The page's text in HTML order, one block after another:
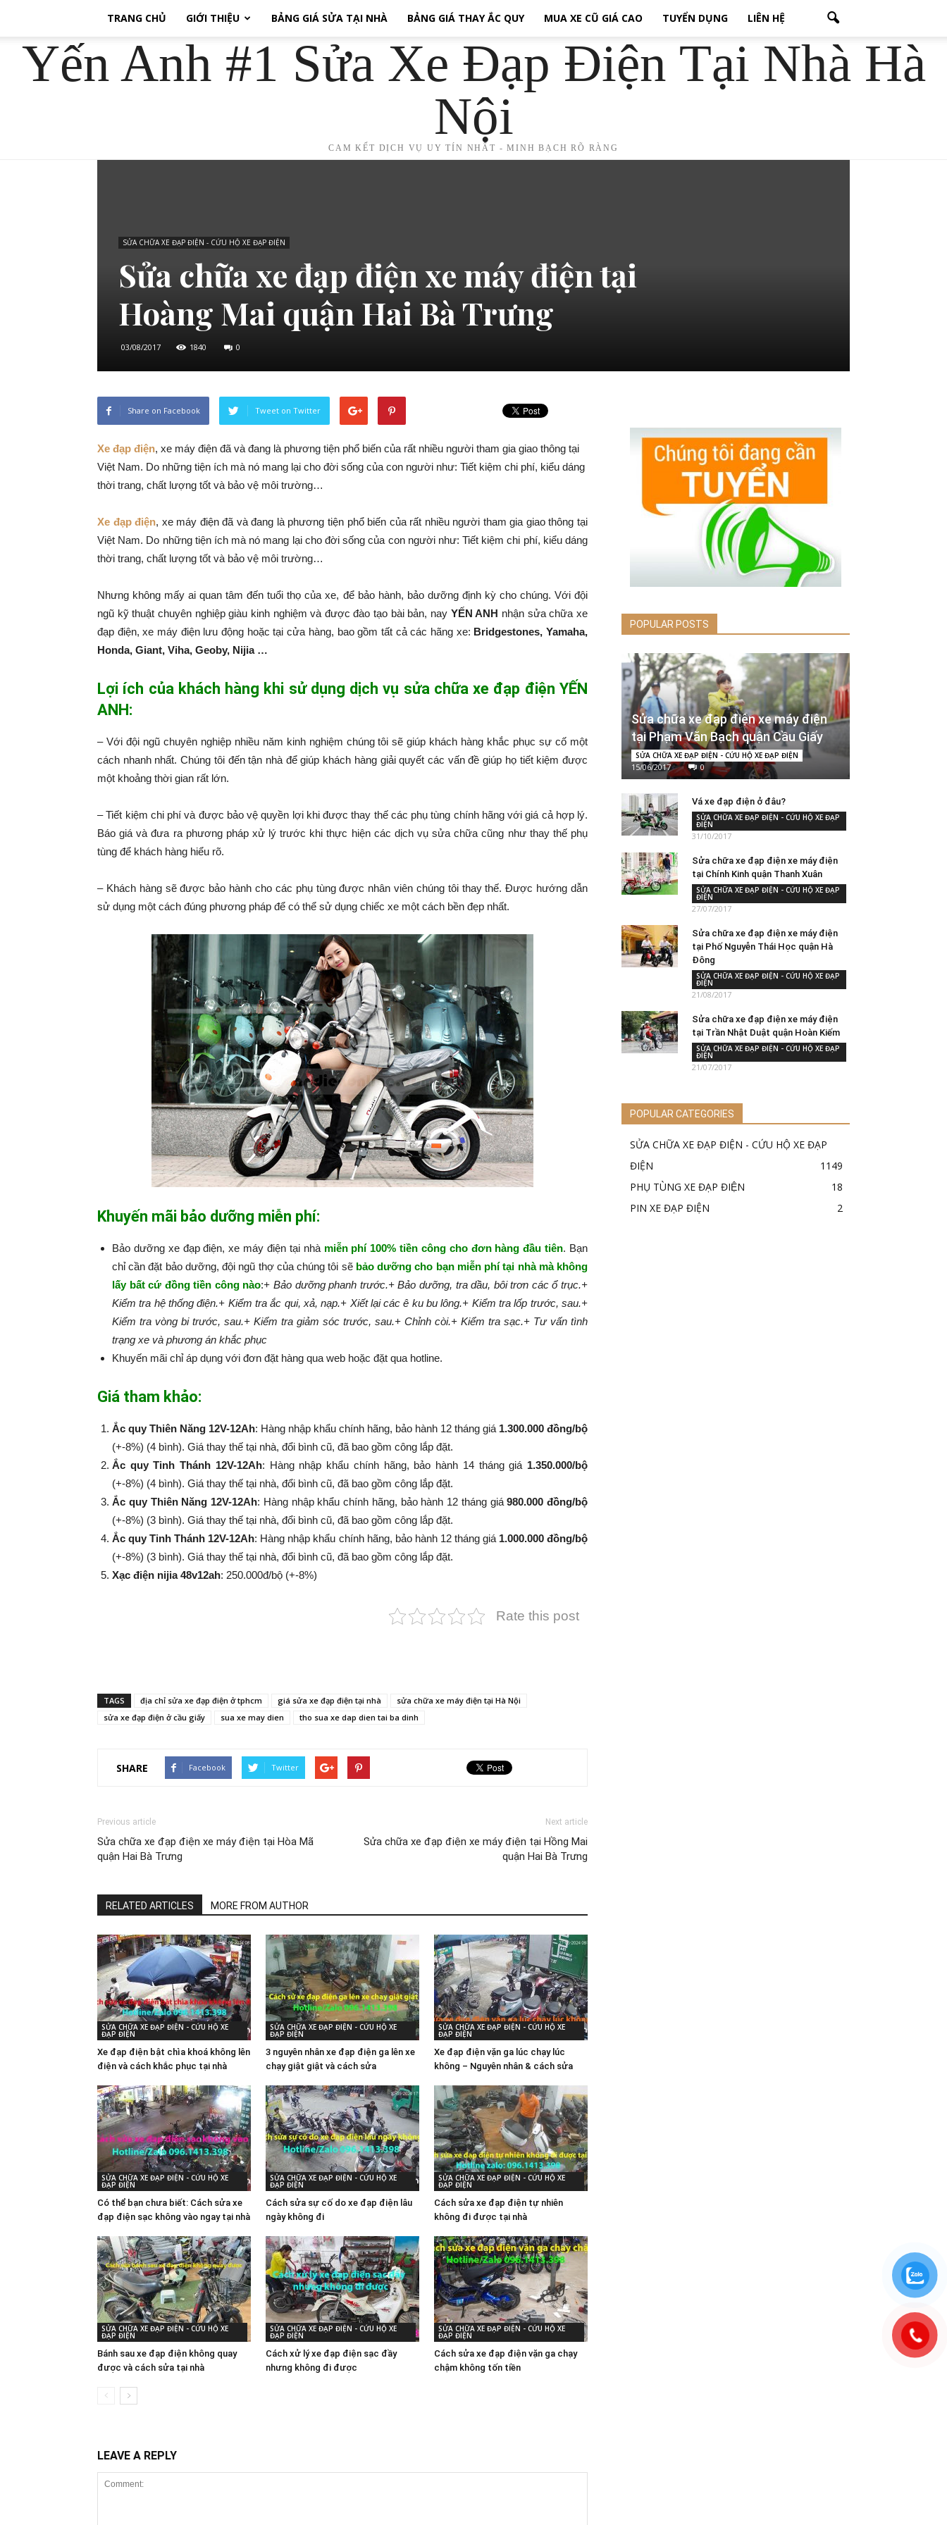
TRANG CHỦ GIỚI THIỆU BẢNG GIÁ SỬA TẠI NHÀ BẢNG GIÁ THAY ẮC QUY MUA XE CŨ GIÁ CAO TUYỂN DỤNG LIÊN HỆ
Yến Anh #1 Sửa Xe Đạp Điện Tại Nhà Hà
Nội
CAM KẾT DỊCH VỤ UY TÍN NHẤT - MINH BẠCH RÕ RÀNG
SỬA CHỮA XE ĐẠP ĐIỆN - CỨU HỘ XE ĐẠP ĐIỆN
Sửa chữa xe đạp điện xe máy điện tại
Hoàng Mai quận Hai Bà Trưng
03/08/2017 1840 0
Share on Facebook Tweet on Twitter
Xe đạp điện, xe máy điện đã và đang là phương tiện phổ biến của rất nhiều người tham gia giao thông tại
Việt Nam. Do những tiện ích mà nó mang lại cho đời sống của con người như: Tiết kiệm chi phí, kiểu dáng
thời trang, chất lượng tốt và bảo vệ môi trường…
Xe đạp điện, xe máy điện đã và đang là phương tiện phổ biến của rất nhiều người tham gia giao thông tại
Việt Nam. Do những tiện ích mà nó mang lại cho đời sống của con người như: Tiết kiệm chi phí, kiểu dáng
thời trang, chất lượng tốt và bảo vệ môi trường…
Nhưng không mấy ai quan tâm đến tuổi thọ của xe, để bảo hành, bảo dưỡng định kỳ cho chúng. Với đội
ngũ kỹ thuật chuyên nghiệp giàu kinh nghiệm và được đào tạo bài bản, nay YẾN ANH nhận sửa chữa xe
đạp điện, xe máy điện lưu động hoặc tại cửa hàng, bao gồm tất cả các hãng xe: Bridgestones, Yamaha,
Honda, Giant, Viha, Geoby, Nijia …
Lợi ích của khách hàng khi sử dụng dịch vụ sửa chữa xe đạp điện YẾN
ANH:
– Với đội ngũ chuyên nghiệp nhiều năm kinh nghiệm chúng tôi sẽ giúp khách hàng khắc phục sự cố một
cách nhanh nhất. Chúng tôi đến tận nhà để giúp khách hàng giải quyết các vấn đề giúp họ tiết kiệm được
một khoảng thời gian rất lớn.
– Tiết kiệm chi phí và được bảo vệ quyền lợi khi được thay thế các phụ tùng chính hãng với giá cả hợp lý.
Báo giá và đưa ra phương pháp xử lý trước khi thực hiện các dịch vụ sửa chữa cũng như thay thế phụ
tùng để khách hàng hiểu rõ.
– Khách hàng sẽ được bảo hành cho các phụ tùng được nhân viên chúng tôi thay thế. Được hướng dẫn
sử dụng một cách đúng phương pháp để có thể sử dụng chiếc xe một cách bền đẹp nhất.
Khuyến mãi bảo dưỡng miễn phí:
Bảo dưỡng xe đạp điện, xe máy điện tại nhà miễn phí 100% tiền công cho đơn hàng đầu tiên. Bạn
chỉ cần đặt bảo dưỡng, đội ngũ thợ của chúng tôi sẽ bảo dưỡng cho bạn miễn phí tại nhà mà không
lấy bất cứ đồng tiền công nào:​​​​​+ Bảo dưỡng phanh trước.+ Bảo dưỡng, tra dầu, bôi trơn các ổ trục.+
Kiểm tra hệ thống điện.+ Kiểm tra ắc qui, xả, nạp.+ Xiết lại các ê ku bu lông.+ Kiểm tra lốp trước, sau.+
Kiểm tra vòng bi trước, sau.+ Kiểm tra giảm sóc trước, sau.+ Chỉnh còi.+ Kiểm tra sạc.+ Tư vấn tình
trạng xe và phương án khắc phục
Khuyến mãi chỉ áp dụng với đơn đặt hàng qua web hoặc đặt qua hotline.
Giá tham khảo:
Ắc quy Thiên Năng 12V-12Ah: Hàng nhập khẩu chính hãng, bảo hành 12 tháng giá 1.300.000 đồng/bộ
(+-8%) (4 bình). Giá thay thế tại nhà, đổi bình cũ, đã bao gồm công lắp đặt.
Ắc quy Tinh Thánh 12V-12Ah: Hàng nhập khẩu chính hãng, bảo hành 14 tháng giá 1.350.000/bộ
(+-8%​​​​​​​) (4 bình). Giá thay thế tại nhà, đổi bình cũ, đã bao gồm công lắp đặt.
Ắc quy Thiên Năng 12V-12Ah: Hàng nhập khẩu chính hãng, bảo hành 12 tháng giá980.000 đồng/bộ
(+-8%​​​​​​​) (3 bình). Giá thay thế tại nhà, đổi bình cũ, đã bao gồm công lắp đặt.
Ắc quy Tinh Thánh 12V-12Ah: Hàng nhập khẩu chính hãng, bảo hành 12 tháng giá 1.000.000 đồng/bộ
(+-8%​​​​​​​) (3 bình). Giá thay thế tại nhà, đổi bình cũ, đã bao gồm công lắp đặt.
Xạc điện nijia 48v12ah: 250.000đ/bộ (+-8%​​​​​​​)
Rate this post
TAGS địa chỉ sửa xe đạp điện ở tphcm giá sửa xe đạp điện tại nhà
sửa chữa xe máy điện tại Hà Nội
sửa xe đạp điện ở cầu giấy
sua xe may dien tho sua xe dap dien tai ba dinh
SHARE Facebook Twitter
Previous article
Sửa chữa xe đạp điện xe máy điện tại Hòa Mã
quận Hai Bà Trưng
Next article
Sửa chữa xe đạp điện xe máy điện tại Hồng Mai
quận Hai Bà Trưng
RELATED ARTICLES MORE FROM AUTHOR
SỬA CHỮA XE ĐẠP ĐIỆN - CỨU HỘ XE
ĐẠP ĐIỆN
Xe đạp điện bật chìa khoá không lên
điện và cách khắc phục tại nhà
SỬA CHỮA XE ĐẠP ĐIỆN - CỨU HỘ XE
ĐẠP ĐIỆN
3 nguyên nhân xe đạp điện ga lên xe
chạy giật giật và cách sửa
SỬA CHỮA XE ĐẠP ĐIỆN - CỨU HỘ XE
ĐẠP ĐIỆN
Xe đạp điện vặn ga lúc chạy lúc
không – Nguyên nhân & cách sửa
SỬA CHỮA XE ĐẠP ĐIỆN - CỨU HỘ XE
ĐẠP ĐIỆN
Có thể bạn chưa biết: Cách sửa xe
đạp điện sạc không vào ngay tại nhà
SỬA CHỮA XE ĐẠP ĐIỆN - CỨU HỘ XE
ĐẠP ĐIỆN
Cách sửa sự cố do xe đạp điện lâu
ngày không đi
SỬA CHỮA XE ĐẠP ĐIỆN - CỨU HỘ XE
ĐẠP ĐIỆN
Cách sửa xe đạp điện tự nhiên
không đi được tại nhà
SỬA CHỮA XE ĐẠP ĐIỆN - CỨU HỘ XE
ĐẠP ĐIỆN
Bánh sau xe đạp điện không quay
được và cách sửa tại nhà
SỬA CHỮA XE ĐẠP ĐIỆN - CỨU HỘ XE
ĐẠP ĐIỆN
Cách xử lý xe đạp điện sạc đầy
nhưng không đi được
SỬA CHỮA XE ĐẠP ĐIỆN - CỨU HỘ XE
ĐẠP ĐIỆN
Cách sửa xe đạp điện vặn ga chạy
chậm không tốn tiền
LEAVE A REPLY
POPULAR POSTS
Sửa chữa xe đạp điện xe máy điện
tại Phạm Văn Bạch quận Cầu Giấy
SỬA CHỮA XE ĐẠP ĐIỆN - CỨU HỘ XE ĐẠP ĐIỆN
15/06/2017 0
Vá xe đạp điện ở đâu?
SỬA CHỮA XE ĐẠP ĐIỆN - CỨU HỘ XE ĐẠP
ĐIỆN
31/10/2017
Sửa chữa xe đạp điện xe máy điện
tại Chính Kinh quận Thanh Xuân
SỬA CHỮA XE ĐẠP ĐIỆN - CỨU HỘ XE ĐẠP
ĐIỆN
27/07/2017
Sửa chữa xe đạp điện xe máy điện
tại Phố Nguyễn Thái Học quận Hà
Đông
SỬA CHỮA XE ĐẠP ĐIỆN - CỨU HỘ XE ĐẠP
ĐIỆN
21/08/2017
Sửa chữa xe đạp điện xe máy điện
tại Trần Nhật Duật quận Hoàn Kiếm
SỬA CHỮA XE ĐẠP ĐIỆN - CỨU HỘ XE ĐẠP
ĐIỆN
21/07/2017
POPULAR CATEGORIES
SỬA CHỮA XE ĐẠP ĐIỆN - CỨU HỘ XE ĐẠP
ĐIỆN
1149
PHỤ TÙNG XE ĐẠP ĐIỆN
18
PIN XE ĐẠP ĐIỆN
2